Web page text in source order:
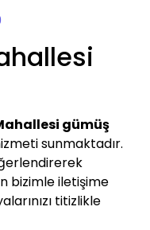
gümüş
sunmaktadır.
bizimle iletişime
titizlikle